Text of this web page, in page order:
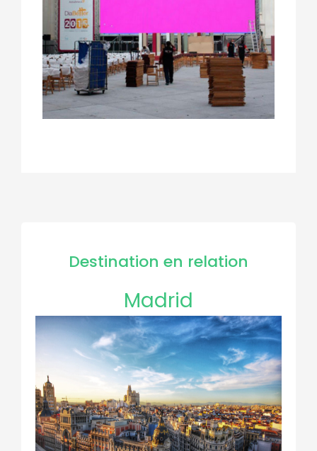
Destination en relation
Madrid